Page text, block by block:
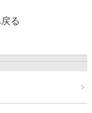
る